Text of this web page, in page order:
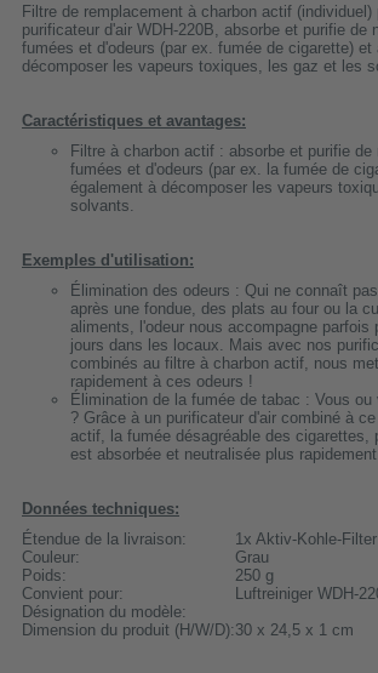
AF500B
Filtre de remplacement à charbon actif (individuel)
purificateur d'air WDH-220B, absorbe et purifie de
fumées et d'odeurs (par ex. fumée de cigarette) et
décomposer les vapeurs toxiques, les gaz et les
Caractéristiques et avantages:
Filtre à charbon actif : absorbe et purifie
fumées et d'odeurs (par ex. la fumée de
également à décomposer les vapeurs
solvants.
Exemples d'utilisation:
Élimination des odeurs : Qui ne connaît
après une fondue, des plats au four ou la
aliments, l'odeur nous accompagne parfois
jours dans les locaux. Mais avec nos
combinés au filtre à charbon actif, nous
rapidement à ces odeurs !
Élimination de la fumée de tabac : Vous
? Grâce à un purificateur d'air combiné à
actif, la fumée désagréable des cigarettes,
est absorbée et neutralisée plus rapidement.
Données techniques:
Étendue de la livraison:
1x Aktiv-Kohle-Filter
Couleur:
Grau
Poids:
250 g
Convient pour:
Luftreiniger WDH-
Désignation du modèle:
Dimension du produit (H/W/D):30 x 24,5 x 1 cm